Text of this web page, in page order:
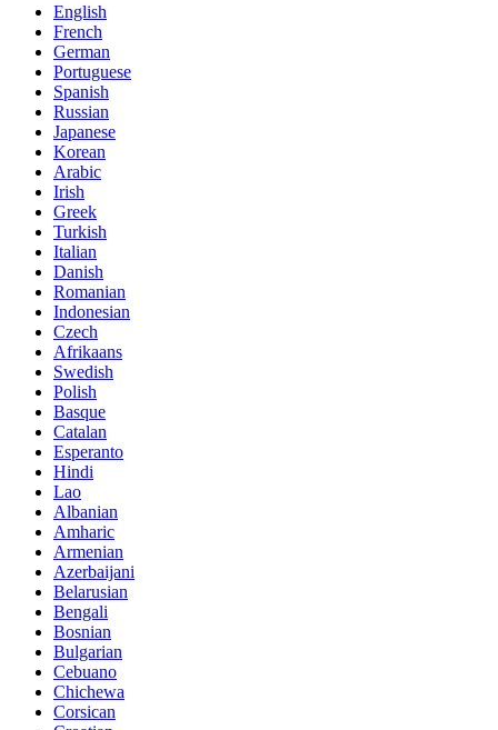
English
French
German
Portuguese
Spanish
Russian
Japanese
Korean
Arabic
Irish
Greek
Turkish
Italian
Danish
Romanian
Indonesian
Czech
Afrikaans
Swedish
Polish
Basque
Catalan
Esperanto
Hindi
Lao
Albanian
Amharic
Armenian
Azerbaijani
Belarusian
Bengali
Bosnian
Bulgarian
Cebuano
Chichewa
Corsican